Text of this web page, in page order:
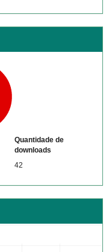
Quantidade de
downloads
42